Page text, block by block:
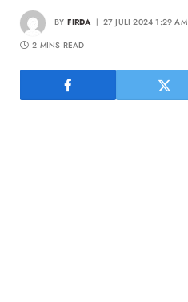
BY FIRDA 27 JULI 2024 1:29 AM
2 MINS READ